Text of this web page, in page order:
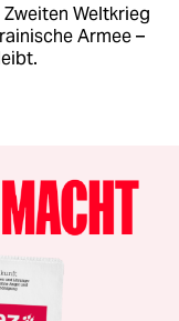
Weltkrieg
Armee –